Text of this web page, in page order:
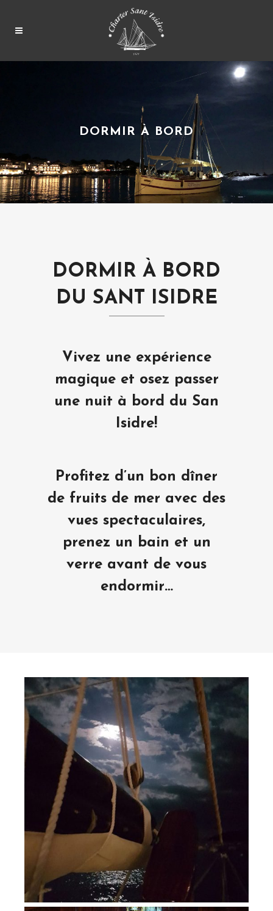
DORMIR À BORD
DORMIR À BORD
DU SANT ISIDRE
Vivez une expérience
magique et osez passer
une nuit à bord du San
Isidre!
Profitez d’un bon dîner
de fruits de mer avec des
vues spectaculaires,
prenez un bain et un
verre avant de vous
endormir…